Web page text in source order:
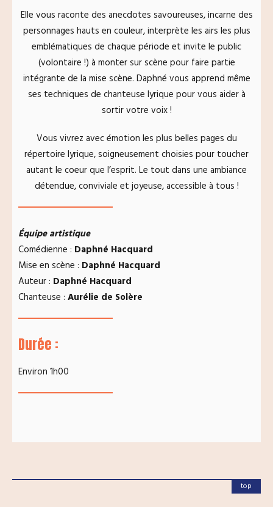
Elle vous raconte des anecdotes savoureuses, incarne des
personnages hauts en couleur, interprète les airs les plus
emblématiques de chaque période et invite le public
(volontaire !) à monter sur scène pour faire partie
intégrante de la mise scène. Daphné vous apprend même
ses techniques de chanteuse lyrique pour vous aider à
sortir votre voix !
Vous vivrez avec émotion les plus belles pages du
répertoire lyrique, soigneusement choisies pour toucher
autant le coeur que l’esprit. Le tout dans une ambiance
détendue, conviviale et joyeuse, accessible à tous !
Équipe artistique
Comédienne : Daphné Hacquard
Mise en scène : Daphné Hacquard
Auteur : Daphné Hacquard
Chanteuse : Aurélie de Solère
Durée :
Environ 1h00
top